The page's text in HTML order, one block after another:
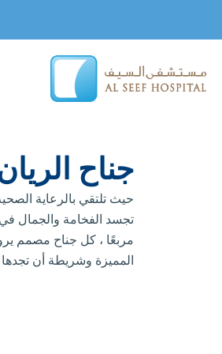
جناح
حيث تلتقي بالرعاية
مربعًا ، كل جناح مصمم
المميزة وشريطة أن